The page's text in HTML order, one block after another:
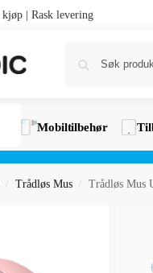
| Rask levering
Mobiltilbehør
/ Trådløs Mus / Trådløs Mus